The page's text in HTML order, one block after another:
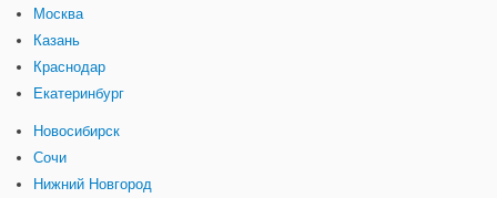
Москва
Казань
Краснодар
Екатеринбург
Новосибирск
Сочи
Нижний Новгород